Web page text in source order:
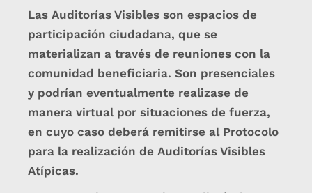
Las Auditorías Visibles son espacios de
participación ciudadana, que se
materializan a través de reuniones con la
comunidad beneficiaria. Son presenciales
y podrían eventualmente realizase de
manera virtual por situaciones de fuerza,
en cuyo caso deberá remitirse al Protocolo
para la realización de Auditorías Visibles
Atípicas.